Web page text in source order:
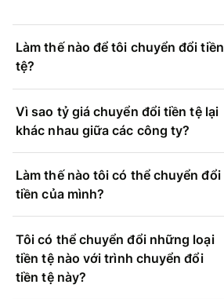
Làm thế nào để tôi chuyển đổi tiền
tệ?
Vì sao tỷ giá chuyển đổi tiền tệ lại
khác nhau giữa các công ty?
Làm thế nào tôi có thể chuyển đổi
tiền của mình?
Tôi có thể chuyển đổi những loại
tiền tệ nào với trình chuyển đổi
tiền tệ này?